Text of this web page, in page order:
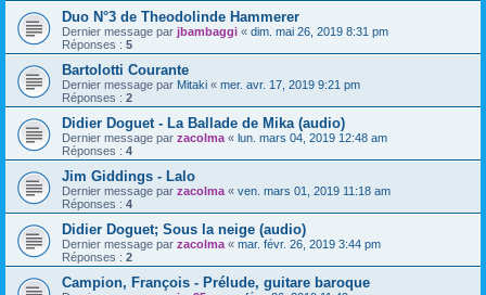
Duo N°3 de Theodolinde Hammerer
Dernier message par jbambaggi « dim. mai 26, 2019 8:31 pm
Réponses : 5
Bartolotti Courante
Dernier message par Mitaki « mer. avr. 17, 2019 9:21 pm
Réponses : 2
Didier Doguet - La Ballade de Mika (audio)
Dernier message par zacolma « lun. mars 04, 2019 12:48 am
Réponses : 4
Jim Giddings - Lalo
Dernier message par zacolma « ven. mars 01, 2019 11:18 am
Réponses : 4
Didier Doguet; Sous la neige (audio)
Dernier message par zacolma « mar. févr. 26, 2019 3:44 pm
Réponses : 2
Campion, François - Prélude, guitare baroque